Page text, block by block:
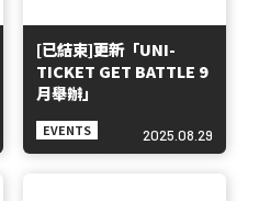
[已結束]更新「UNI-
TICKET GET BATTLE 9
月舉辦」
EVENTS 2025.08.29